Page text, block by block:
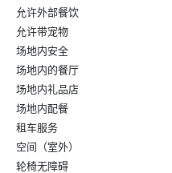
允许外部餐饮
允许带宠物
场地内安全
场地内的餐厅
场地内礼品店
场地内配餐
租车服务
空间（室外）
轮椅无障碍